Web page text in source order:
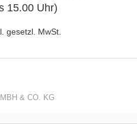
15.00 Uhr)
gesetzl. MwSt.
& CO. KG